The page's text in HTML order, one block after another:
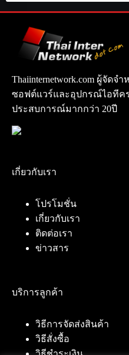
Thaiinternetwork.com ผู้จัด
ซอฟต์แวร์และอุปกรณ์ไอทีค
ประสบการณ์มากกว่า 20ปี
เกี่ยวกับเรา
โปรโมชั่น
เกี่ยวกับเรา
ติดต่อเรา
ข่าวสาร
บริการลูกค้า
วิธีการจัดส่งสินค้า
วิธีสั่งซื้อ